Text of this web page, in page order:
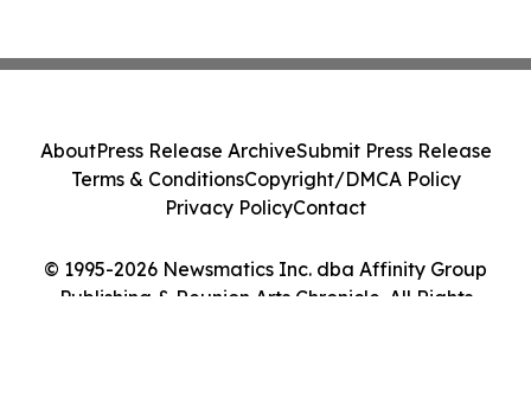
© 1995-2026 Newsmatics Inc. dba Affinity Group
Publishing & Reunion Arts Chronicle. All Rights
AboutPress Release ArchiveSubmit Press Release
Terms & ConditionsCopyright/DMCA Policy
Privacy PolicyContact